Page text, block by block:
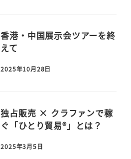
香港・中国展示会ツアーを終
えて
2025年10月28日
独占販売 × クラファンで稼
ぐ「ひとり貿易®」とは？
2025年3月5日